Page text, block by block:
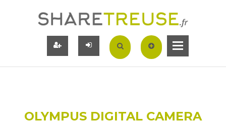
OLYMPUS DIGITAL CAMERA